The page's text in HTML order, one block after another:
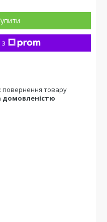
повернення товару
домовленістю